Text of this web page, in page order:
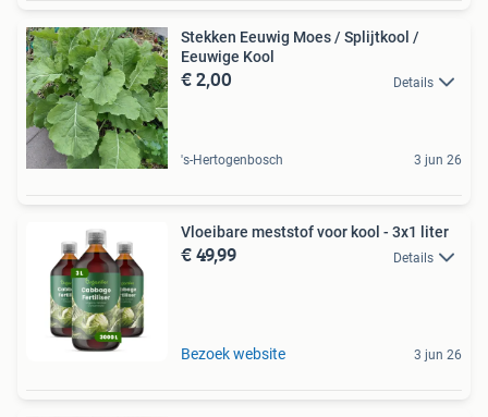
Stekken Eeuwig Moes / Splijtkool /
Eeuwige Kool
€ 2,00 Details
's-Hertogenbosch 3 jun 26
Vloeibare meststof voor kool - 3x1 liter
€ 49,99 Details
Bezoek website 3 jun 26